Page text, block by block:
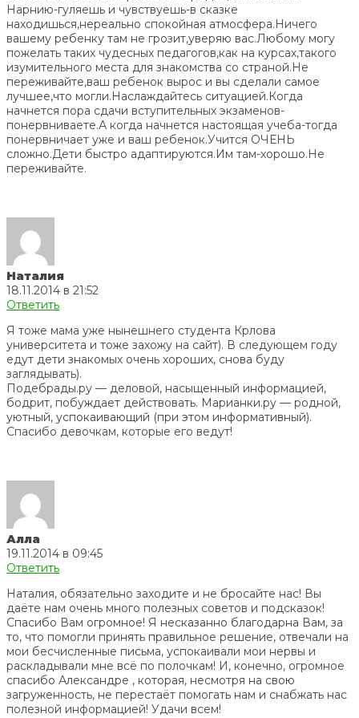
Нарнию-гуляешь и чувствуешь-в сказке
находишься,нереально спокойная атмосфера.Ничего
вашему ребенку там не грозит,уверяю вас.Любому могу
пожелать таких чудесных педагогов,как на курсах,такого
изумительного места для знакомства со страной.Не
переживайте,ваш ребенок вырос и вы сделали самое
лучшее,что могли.Наслаждайтесь ситуацией.Когда
начнется пора сдачи вступительных экзаменов-
понервниваете.А когда начнется настоящая учеба-тогда
понервничает уже и ваш ребенок.Учится ОЧЕНЬ
сложно.Дети быстро адаптируются.Им там-хорошо.Не
переживайте.
Наталия
18.11.2014 в 21:52
Ответить
Я тоже мама уже нынешнего студента Крлова
университета и тоже захожу на сайт). В следующем году
едут дети знакомых очень хороших, снова буду
заглядывать).
Подебрады.ру — деловой, насыщенный информацией,
бодрит, побуждает действовать. Марианки.ру — родной,
уютный, успокаивающий (при этом информативный).
Спасибо девочкам, которые его ведут!
Алла
19.11.2014 в 09:45
Ответить
Наталия, обязательно заходите и не бросайте нас! Вы
даёте нам очень много полезных советов и подсказок!
Спасибо Вам огромное! Я несказанно благодарна Вам, за
то, что помогли принять правильное решение, отвечали на
мои бесчисленные письма, успокаивали мои нервы и
раскладывали мне всё по полочкам! И, конечно, огромное
спасибо Александре , которая, несмотря на свою
загруженность, не перестаёт помогать нам и снабжать нас
полезной информацией! Удачи всем!